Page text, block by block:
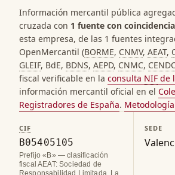
Información mercantil pública
cruzada con 1 fuente con
esta empresa, de las 1 fuentes
OpenMercantil (BORME, CNMV, AEAT,
GLEIF, BdE, BDNS, AEPD, CNMC,
fiscal verificable en la consulta NIF de
información mercantil oficial en el
Registradores de España.
CIF
B05405105
Prefijo «B» — clasificación
fiscal AEAT: Sociedad de
Responsabilidad Limitada. La
SEDE